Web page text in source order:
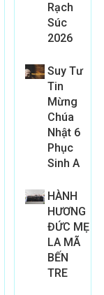
Rạch
Súc
2026
Suy Tư
Tin
Mừng
Chúa
Nhật 6
Phục
Sinh A
HÀNH
HƯƠNG
ĐỨC MẸ
LA MÃ
BẾN
TRE